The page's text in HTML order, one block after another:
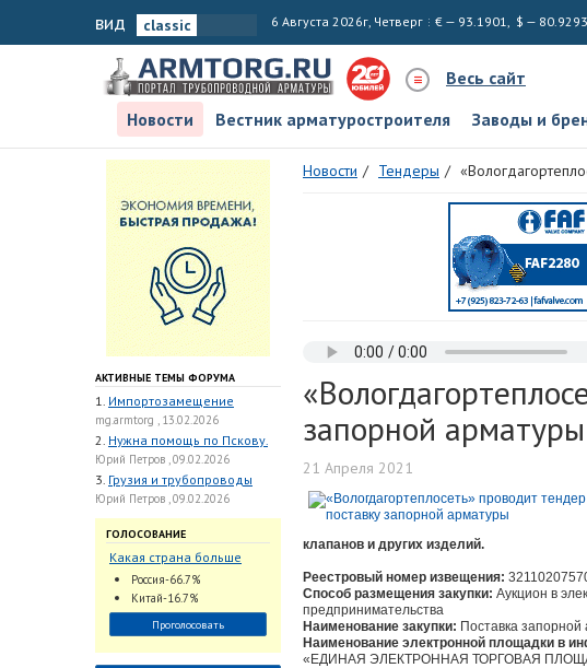
вид 6 Августа 2026г, Четверг € — 93.1901, $ — 80.9293
Весь сайт
Новости
Вестник арматуростроителя Заводы и
АКТИВНЫЕ ТЕМЫ ФОРУМА
1. Импортозамещение
mg.armtorg , 13.02.2026
2. Нужна помощь по Пскову.
Юрий Петров , 09.02.2026
3. Грузия и трубопроводы
Юрий Петров , 09.02.2026
ГОЛОСОВАНИЕ
Какая страна больше
всего поставляет
трубопроводную
арматуру в химическую
отрасль?
Россия-66.7%
Китай-16.7%
Проголосовать
Новости Тендеры
запорной арматуры
21 Апреля 2021
клапанов и других изделий.
Реестровый номер извещения:
Способ размещения закупки: Аукцион в
предпринимательства
Наименование закупки: Поставка
Наименование электронной площадки в
«ЕДИНАЯ ЭЛЕКТРОННАЯ ТОРГОВАЯ